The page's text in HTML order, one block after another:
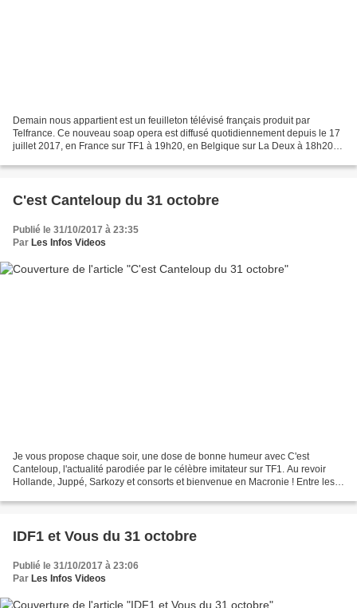
Demain nous appartient est un feuilleton télévisé français produit par
Telfrance. Ce nouveau soap opera est diffusé quotidiennement depuis le 17
juillet 2017, en France sur TF1 à 19h20, en Belgique sur La Deux à 18h20,
C'est Canteloup du 31 octobre
Publié le 31/10/2017 à 23:35
Par Les Infos Videos
Je vous propose chaque soir, une dose de bonne humeur avec C'est
Canteloup, l'actualité parodiée par le célèbre imitateur sur TF1. Au revoir
Hollande, Juppé, Sarkozy et consorts et bienvenue en Macronie ! Entre les
IDF1 et Vous du 31 octobre
Publié le 31/10/2017 à 23:06
Par Les Infos Videos